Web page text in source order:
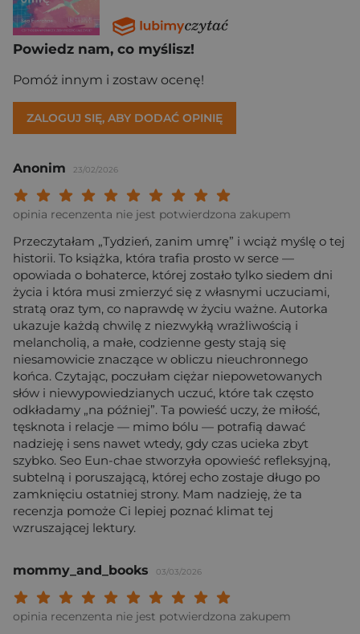
Powiedz nam, co myślisz!
Pomóż innym i zostaw ocenę!
ZALOGUJ SIĘ, ABY DODAĆ OPINIĘ
Anonim 23/02/2026
Twoja ocena:
Twoja ocena: Wybitna 9/
Twoja ocena: Rewelacyjna 8/
Twoja ocena: Bardzo dobra 7/10"
Twoja ocena: Dobra 6/10"
Twoja ocena: Przeciętna 5/10"
Twoja ocena: Może być 4/10"
Twoja ocena: Słaba 3/10"
Twoja ocena: Bardzo słaba 2/10"
Twoja ocena: Beznadziejna 1/10"
opinia recenzenta nie jest potwierdzona zakupem
Przeczytałam „Tydzień, zanim umrę” i wciąż myślę o tej
historii. To książka, która trafia prosto w serce —
opowiada o bohaterce, której zostało tylko siedem dni
życia i która musi zmierzyć się z własnymi uczuciami,
stratą oraz tym, co naprawdę w życiu ważne. Autorka
ukazuje każdą chwilę z niezwykłą wrażliwością i
melancholią, a małe, codzienne gesty stają się
niesamowicie znaczące w obliczu nieuchronnego
końca. Czytając, poczułam ciężar niepowetowanych
słów i niewypowiedzianych uczuć, które tak często
odkładamy „na później”. Ta powieść uczy, że miłość,
tęsknota i relacje — mimo bólu — potrafią dawać
nadzieję i sens nawet wtedy, gdy czas ucieka zbyt
szybko. Seo Eun-chae stworzyła opowieść refleksyjną,
subtelną i poruszającą, której echo zostaje długo po
zamknięciu ostatniej strony. Mam nadzieję, że ta
recenzja pomoże Ci lepiej poznać klimat tej
wzruszającej lektury.
mommy_and_books 03/03/2026
Twoja ocena:
Twoja ocena: Wybitna 9/
Twoja ocena: Rewelacyjna 8/
Twoja ocena: Bardzo dobra 7/10"
Twoja ocena: Dobra 6/10"
Twoja ocena: Przeciętna 5/10"
Twoja ocena: Może być 4/10"
Twoja ocena: Słaba 3/10"
Twoja ocena: Bardzo słaba 2/10"
Twoja ocena: Beznadziejna 1/10"
opinia recenzenta nie jest potwierdzona zakupem